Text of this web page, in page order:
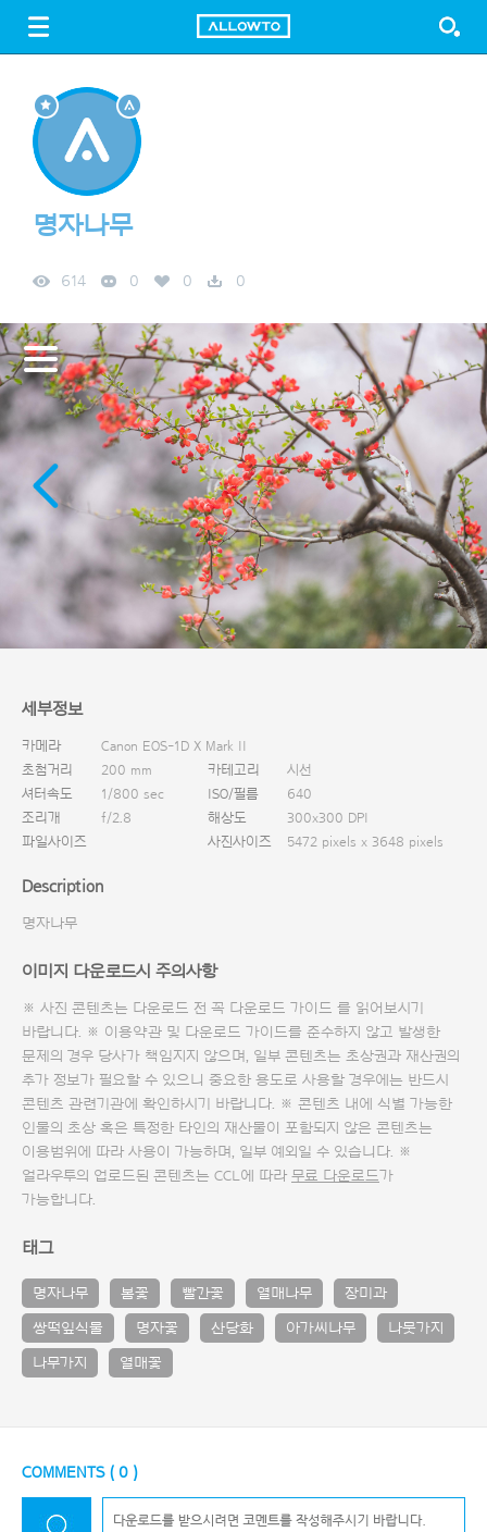
FREE DOWNLOAD
명자나무
614 0 0 0
세부정보
카메라
Canon EOS-1D X Mark II
초첨거리
200 mm 카테고리
시선
셔터속도
1/800 sec ISO/필름
640
조리개
f/2.8 해상도
300x300 DPI
파일사이즈
사진사이즈 5472 pixels x 3648 pixels
Description
명자나무
이미지 다운로드시 주의사항
※ 사진 콘텐츠는 다운로드 전 꼭 다운로드 가이드 를 읽어보시기
바랍니다. ※ 이용약관 및 다운로드 가이드를 준수하지 않고 발생한
문제의 경우 당사가 책임지지 않으며, 일부 콘텐츠는 초상권과 재산권의
추가 정보가 필요할 수 있으니 중요한 용도로 사용할 경우에는 반드시
콘텐츠 관련기관에 확인하시기 바랍니다. ※ 콘텐츠 내에 식별 가능한
인물의 초상 혹은 특정한 타인의 재산물이 포함되지 않은 콘텐츠는
이용범위에 따라 사용이 가능하며, 일부 예외일 수 있습니다. ※
얼라우투의 업로드된 콘텐츠는 CCL에 따라 무료 다운로드가
가능합니다.
태그
명자나무 봄꽃 빨간꽃 열매나무 장미과
쌍떡잎식물 명자꽃 산당화 아가씨나무 나뭇가지
나무가지 열매꽃
COMMENTS ( 0 )